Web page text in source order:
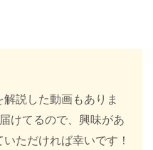
説した動画もありま
けてるので、興味があ
ただければ幸いです！